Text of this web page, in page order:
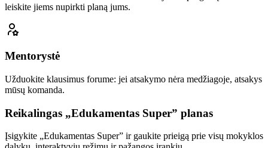
leiskite jiems nupirkti planą jums.
Mentorystė
Užduokite klausimus forume: jei atsakymo nėra medžiagoje, atsakys
mūsų komanda.
Reikalingas „Edukamentas Super” planas
Įsigykite „Edukamentas Super” ir gaukite prieigą prie visų mokyklos